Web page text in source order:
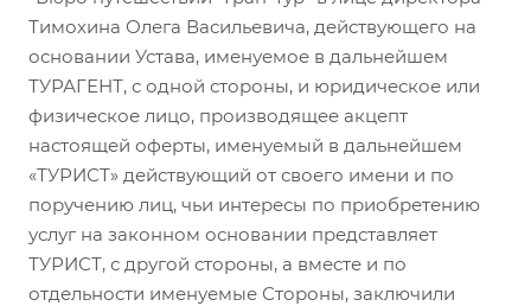
Тимохина Олега Васильевича, действующего на
основании Устава, именуемое в дальнейшем
ТУРАГЕНТ, с одной стороны, и юридическое или
физическое лицо, производящее акцепт
настоящей оферты, именуемый в дальнейшем
«ТУРИСТ» действующий от своего имени и по
поручению лиц, чьи интересы по приобретению
услуг на законном основании представляет
ТУРИСТ, с другой стороны, а вместе и по
отдельности именуемые Стороны, заключили